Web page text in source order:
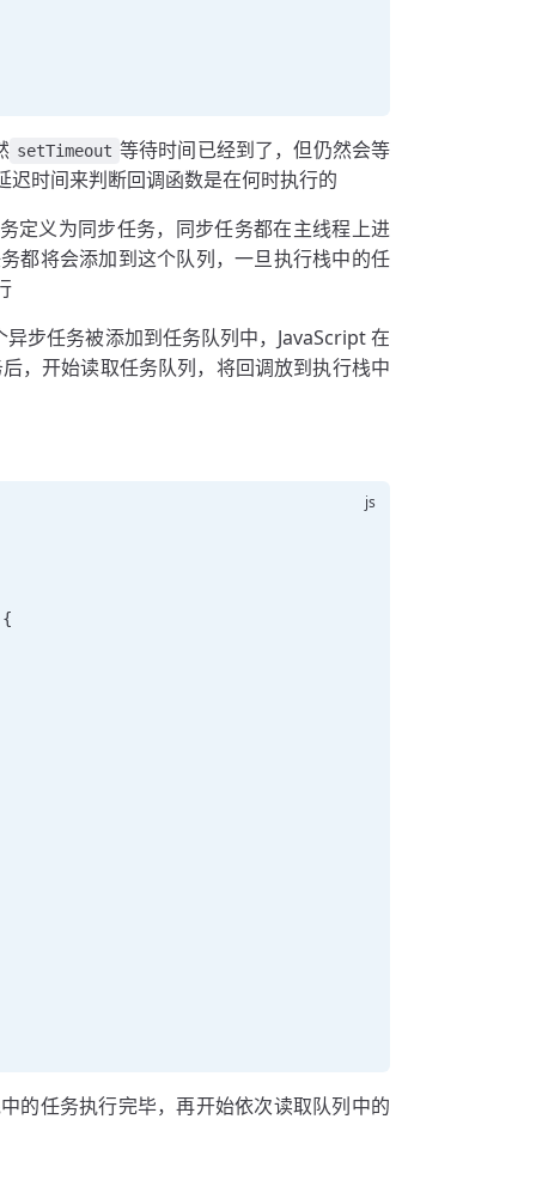
setTimeout 等待时间已经到了，但仍然会等
时间来判断回调函数是在何时执行的
定义为同步任务，同步任务都在主线程上进
都将会添加到这个队列，一旦执行栈中的任
异步任务被添加到任务队列中，JavaScript 在
，开始读取任务队列，将回调放到执行栈中
的任务执行完毕，再开始依次读取队列中的